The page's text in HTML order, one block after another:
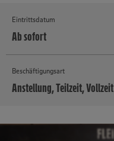
Eintrittsdatum
Ab sofort
Beschäftigungsart
Anstellung, Teilzeit, Vollzeit